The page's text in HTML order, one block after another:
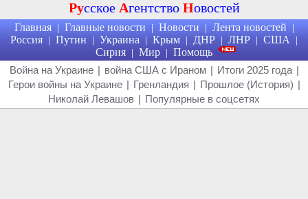
Русское Агентство Новостей
Главная | Главные новости | Новости | Лента новостей |
Россия | Путин | Украина | Крым | ДНР | ЛНР | США |
Сирия | Мир | Помощь
Война на Украине | война США с Ираном | Итоги 2025 года |
Герои войны на Украине | Гренландия | Прошлое (История) |
Николай Левашов | Популярные в соцсетях